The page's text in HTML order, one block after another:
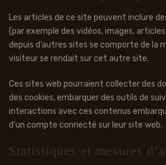
Les articles de ce site peuvent inclure
(par exemple des vidéos, images,
depuis d’autres sites se comporte de la
visiteur se rendait sur cet autre site.
Ces sites web pourraient collecter des
des cookies, embarquer des outils de
interactions avec ces contenus
d’un compte connecté sur leur site web.
Statistiques et mesures